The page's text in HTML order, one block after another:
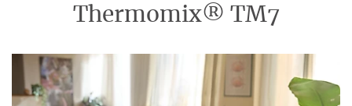
Thermomix® TM7